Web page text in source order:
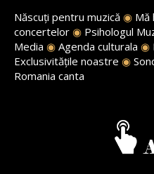
Născuți pentru muzică ◉ Mă
concertelor ◉ Psihologul
Media ◉ Agenda culturala ◉
Exclusivitățile noastre ◉
Romania canta